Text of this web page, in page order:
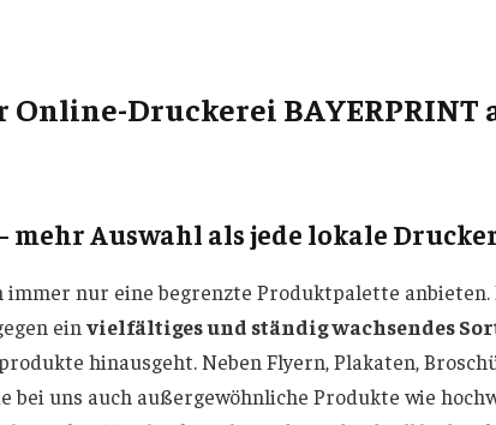
Druckerei BAYERPRINT
mehr Auswahl als jede lokale
immer nur eine begrenzte Produktpalette anbieten.
ein vielfältiges und ständig wachsendes
hinausgeht. Neben Flyern, Plakaten,
bei uns auch außergewöhnliche Produkte wie